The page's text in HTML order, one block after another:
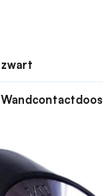
zwart
Wandcontactdoos